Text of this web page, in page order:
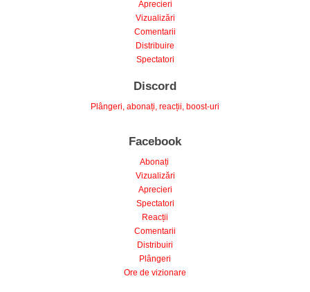
Vizualizări
Comentarii
Distribuire
Spectatori
Vizualizări
Aprecieri
Spectatori
Reacții
Comentarii
Distribuiri
Plângeri
Ore de vizionare